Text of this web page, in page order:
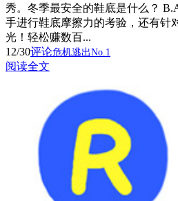
秀。冬季最安全的鞋底是什么？
手进行鞋底摩擦力的考验，还有针
光！轻松赚数百...
12/30评论危机逃出No.1
阅读全文